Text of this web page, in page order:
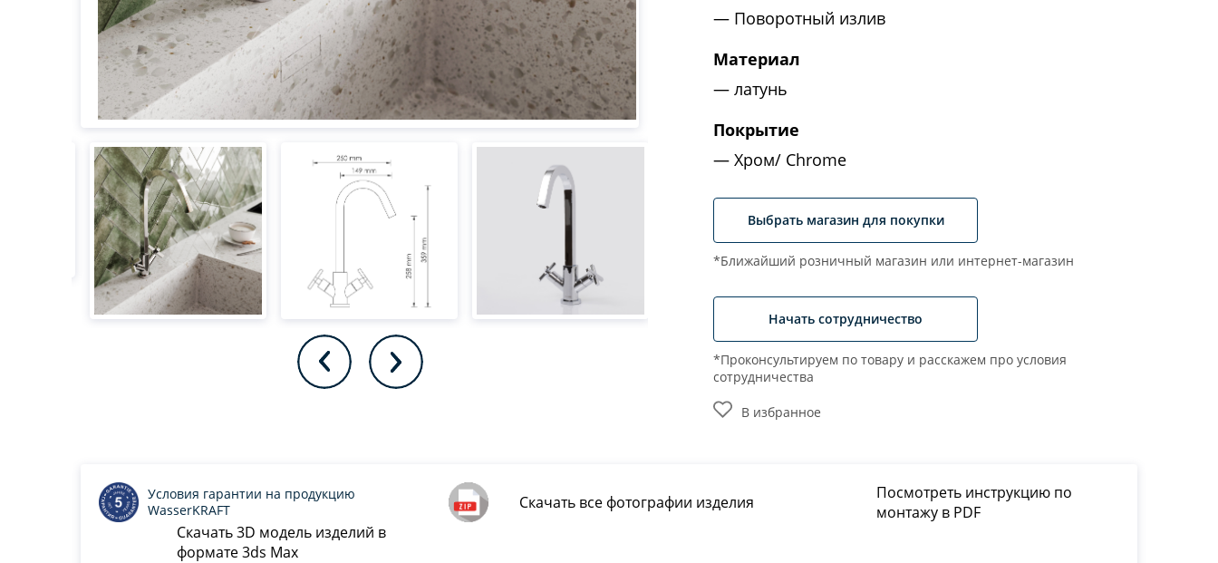
Поворотный излив
Материал
латунь
Покрытие
Хром/ Chrome
Выбрать магазин для покупки
*Ближайший розничный магазин или интернет-магазин
Начать сотрудничество
*Проконсультируем по товару и расскажем про условия
сотрудничества
В избранное
Скачать все фотографии изделия
Посмотреть инструкцию по
монтажу в PDF
Скачать 3D модель изделий в
формате 3ds Max
Условия гарантии на продукцию
WasserKRAFT